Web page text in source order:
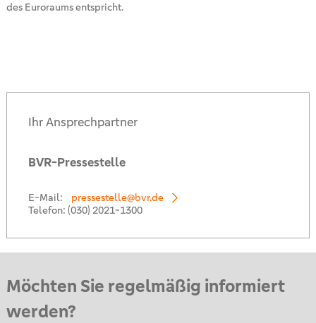
des Euroraums entspricht.
Ihr Ansprechpartner
BVR-Pressestelle
E-Mail:
pressestelle@bvr.de
Telefon: (030) 2021-1300
Möchten Sie regelmäßig informiert
werden?